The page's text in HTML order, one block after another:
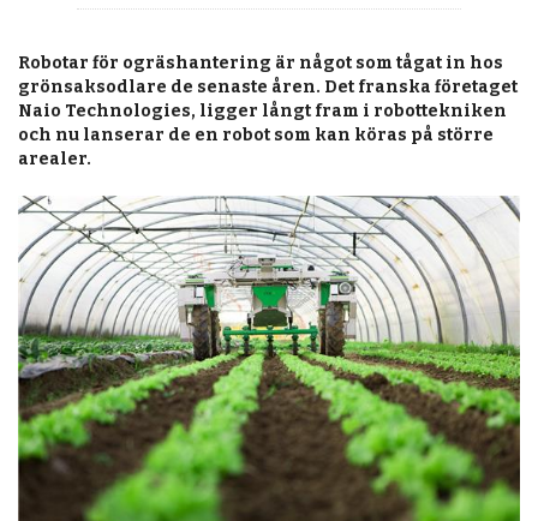
MARKNAD
TJÄNSTER
JOBB
ANNONSERA
PRENUMERERA
OM OSS
Robotar för ogräshantering är något som tågat in hos
grönsaksodlare de senaste åren. Det franska företaget
Naio Technologies, ligger långt fram i robottekniken
och nu lanserar de en robot som kan köras på större
arealer.